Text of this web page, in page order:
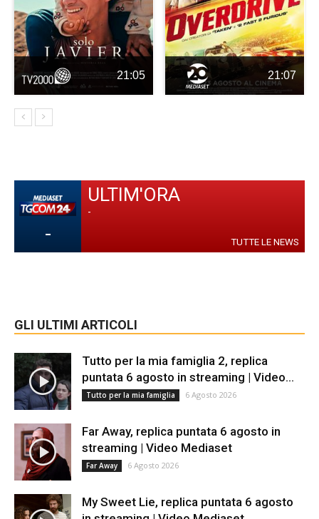
21:05 21:07
-
ULTIM'ORA
-
TUTTE LE NEWS
GLI ULTIMI ARTICOLI
Tutto per la mia famiglia 2, replica
puntata 6 agosto in streaming | Video...
Tutto per la mia famiglia 6 Agosto 2026
Far Away, replica puntata 6 agosto in
streaming | Video Mediaset
Far Away 6 Agosto 2026
My Sweet Lie, replica puntata 6 agosto